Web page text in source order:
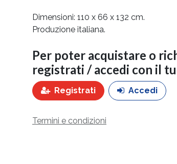
Dimensioni: 110 x 66 x 132 cm.
Produzione italiana.
Per poter acquistare o
registrati / accedi con il
Registrati Accedi
Termini e condizioni